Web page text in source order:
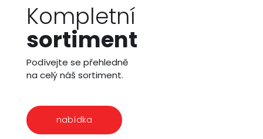
Kompletní
sortiment
Podívejte se přehledně
na celý náš sortiment.
nabídka